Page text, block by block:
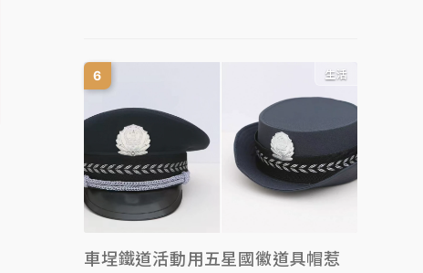
生活
車埕鐵道活動用五星國徽道具帽惹